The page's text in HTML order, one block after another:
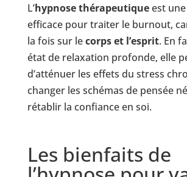
L’hypnose thérapeutiqueest
efficace pour traiter le burnout,
la fois sur lecorps et l’esprit. En
état de relaxation profonde, elle
d’atténuer les effets du stress
changer les schémas de pensée
rétablir la confiance en soi.
Les bienfaits de